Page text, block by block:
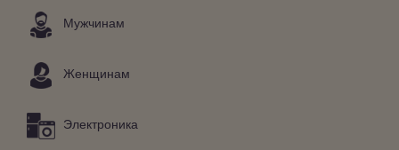
Мужчинам
Женщинам
Электроника